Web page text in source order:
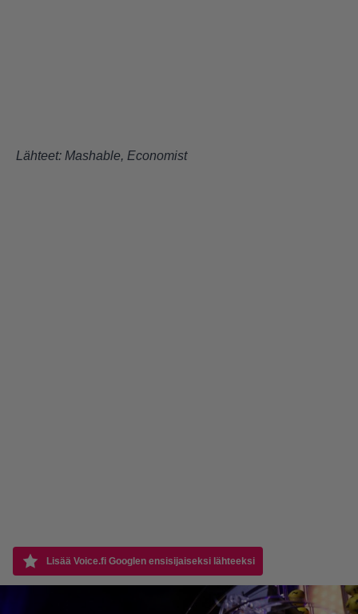
Lähteet: Mashable, Economist
Lisää Voice.fi Googlen ensisijaiseksi lähteeksi